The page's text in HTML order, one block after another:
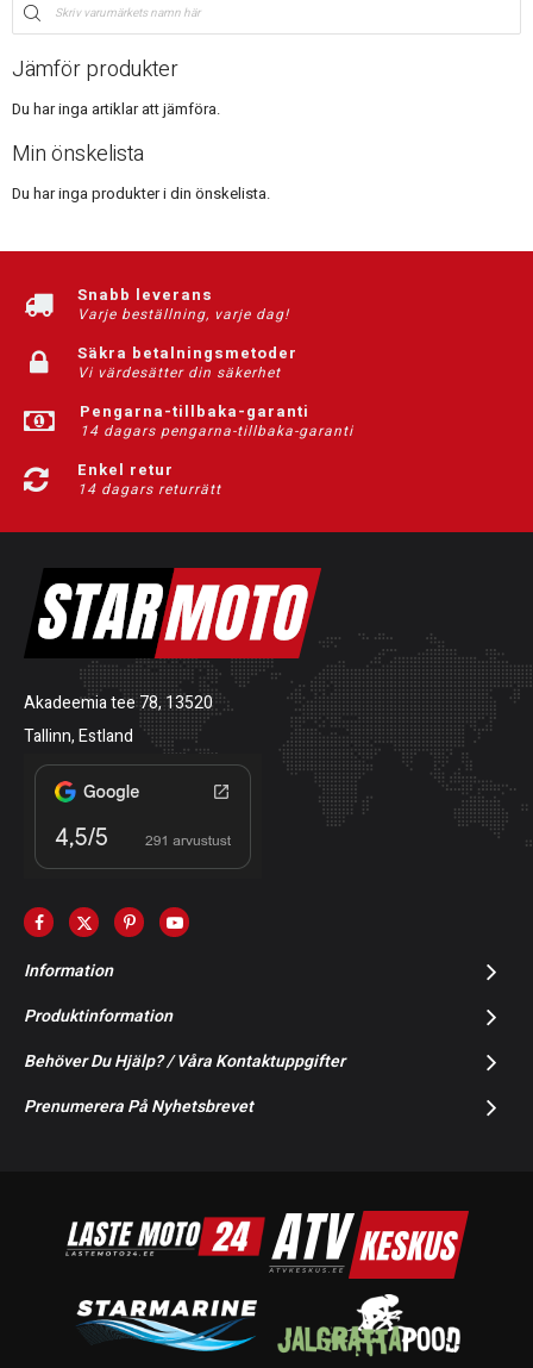
Jämför produkter
Du har inga artiklar att jämföra.
Min önskelista
Du har inga produkter i din önskelista.
Snabb leverans
Varje beställning, varje dag!
Säkra betalningsmetoder
Vi värdesätter din säkerhet
Pengarna-tillbaka-garanti
14 dagars pengarna-tillbaka-garanti
Enkel retur
14 dagars returrätt
Akadeemia tee 78, 13520
Tallinn, Estland
Information
Produktinformation
Behöver Du Hjälp? / Våra Kontaktuppgifter
Prenumerera På Nyhetsbrevet